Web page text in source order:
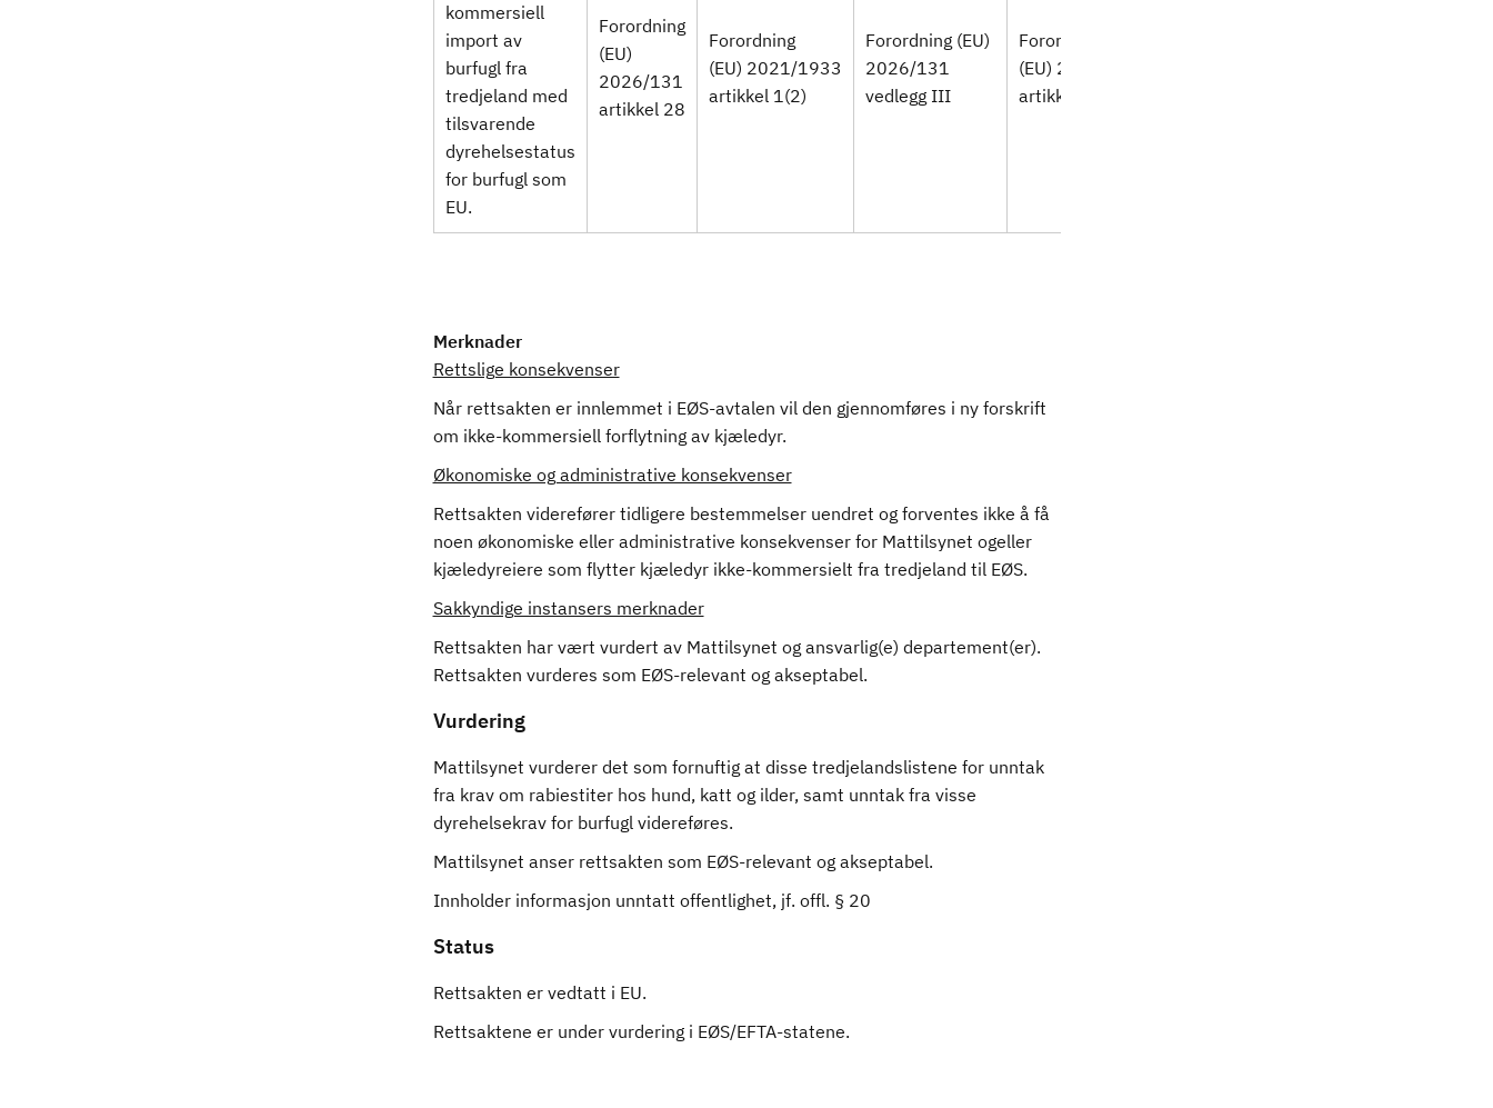
kommersiell
import av
burfugl fra
tredjeland med
tilsvarende
dyrehelsestatus
for burfugl som
EU.
Forordning
(EU)
2026/131
artikkel 28
Forordning
(EU) 2021/1933
artikkel 1(2)
Forordning (EU)
2026/131
vedlegg III
Forordning
(EU) 2021/1933
artikkel 1(2)(b)
Merknader
Rettslige konsekvenser
Når rettsakten er innlemmet i EØS-avtalen vil den gjennomføres i ny forskrift
om ikke-kommersiell forflytning av kjæledyr.
Økonomiske og administrative konsekvenser
Rettsakten viderefører tidligere bestemmelser uendret og forventes ikke å få
noen økonomiske eller administrative konsekvenser for Mattilsynet ogeller
kjæledyreiere som flytter kjæledyr ikke-kommersielt fra tredjeland til EØS.
Sakkyndige instansers merknader
Rettsakten har vært vurdert av Mattilsynet og ansvarlig(e) departement(er).
Rettsakten vurderes som EØS-relevant og akseptabel.
Vurdering
Mattilsynet vurderer det som fornuftig at disse tredjelandslistene for unntak
fra krav om rabiestiter hos hund, katt og ilder, samt unntak fra visse
dyrehelsekrav for burfugl videreføres.
Mattilsynet anser rettsakten som EØS-relevant og akseptabel.
Innholder informasjon unntatt offentlighet, jf. offl. § 20
Status
Rettsakten er vedtatt i EU.
Rettsaktene er under vurdering i EØS/EFTA-statene.